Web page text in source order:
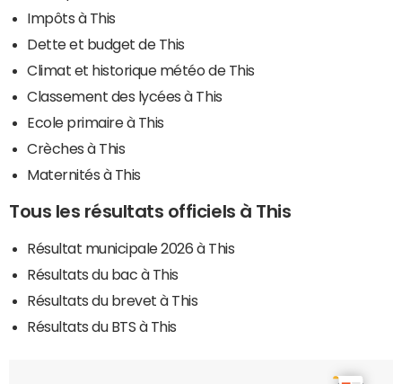
Impôts à This
Dette et budget de This
Climat et historique météo de This
Classement des lycées à This
Ecole primaire à This
Crèches à This
Maternités à This
Tous les résultats officiels à This
Résultat municipale 2026 à This
Résultats du bac à This
Résultats du brevet à This
Résultats du BTS à This